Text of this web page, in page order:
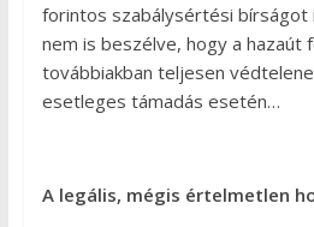
forintos szabálysértési bírságot
nem is beszélve, hogy a hazaút
továbbiakban teljesen
esetleges támadás esetén…
A legális, mégis értelmetlen